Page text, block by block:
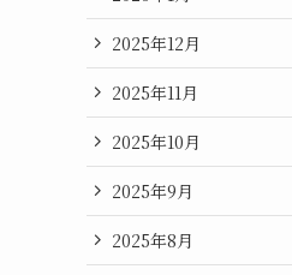
2025年12月
2025年11月
2025年10月
2025年9月
2025年8月